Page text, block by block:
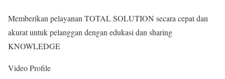
Memberikan pelayanan TOTAL SOLUTION secara cepat dan
akurat untuk pelanggan dengan edukasi dan sharing
KNOWLEDGE
Video Profile